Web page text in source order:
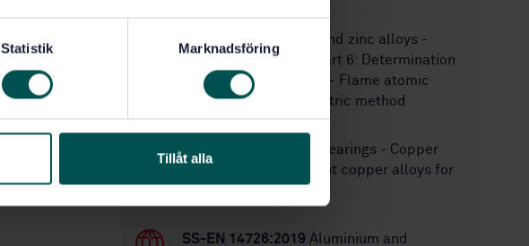
Statistik Marknadsföring
Tillåt alla
Zinc and zinc alloys -
Chemical analysis - Part 6: Determination
of aluminium and iron - Flame atomic
absorption spectrometric method
Plain bearings - Copper
alloys - Part 2: Wrought copper alloys for
SS-EN 14726:2019 Aluminium and